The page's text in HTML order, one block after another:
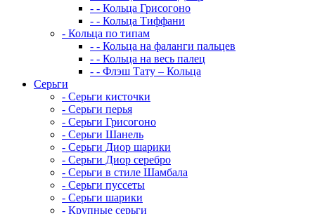
- - Кольца Грисогоно
- - Кольца Тиффани
- Кольца по типам
- - Кольца на фаланги пальцев
- - Кольца на весь палец
- - Флэш Тату – Кольца
Серьги
- Серьги кисточки
- Серьги перья
- Серьги Грисогоно
- Серьги Шанель
- Серьги Диор шарики
- Серьги Диор серебро
- Серьги в стиле Шамбала
- Серьги пуссеты
- Серьги шарики
- Крупные серьги